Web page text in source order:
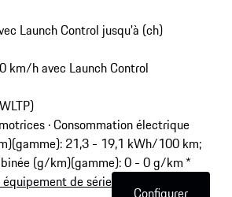
Launch Control jusqu'à (ch)
km/h avec Launch Control
·Consommation électrique
21,3 - 19,1 kWh/100 km;
(g/km)(gamme): 0 - 0 g/km *
de série
Configurer